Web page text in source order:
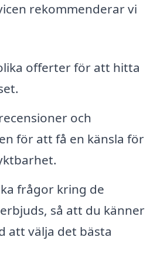
rekommenderar vi
offerter för att hitta
och
för att få en känsla för
frågor kring de
så att du känner
att välja det bästa